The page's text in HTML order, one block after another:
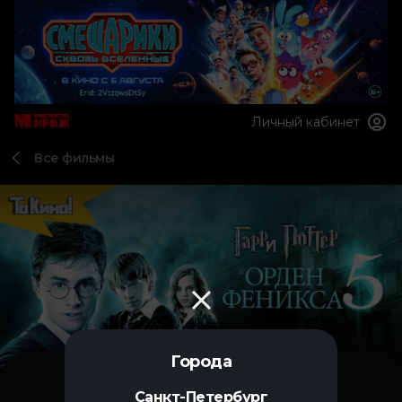
Города
Санкт-Петербург
Личный кабинет
Все фильмы